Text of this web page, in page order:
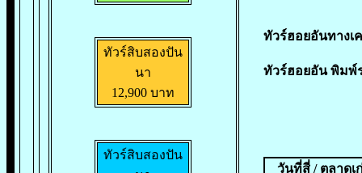
ทัวร์สิบสองปัน
นา
12,900 บาท
ทัวร์สิบสองปัน
ทัวร์ฮอยอันทางเ
ทัวร์ฮอยอัน พิมพ์
วันที่สี่ / ตลาดเ